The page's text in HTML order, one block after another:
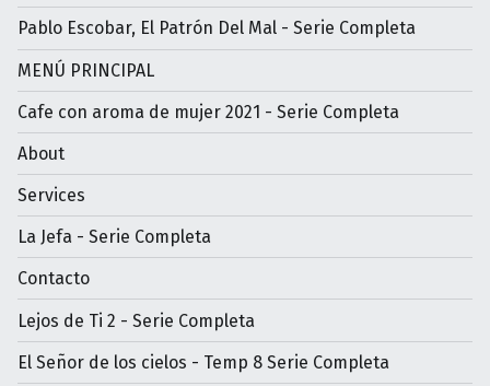
Pablo Escobar, El Patrón Del Mal - Serie Completa
MENÚ PRINCIPAL
Cafe con aroma de mujer 2021 - Serie Completa
About
Services
La Jefa - Serie Completa
Contacto
Lejos de Ti 2 - Serie Completa
El Señor de los cielos - Temp 8 Serie Completa